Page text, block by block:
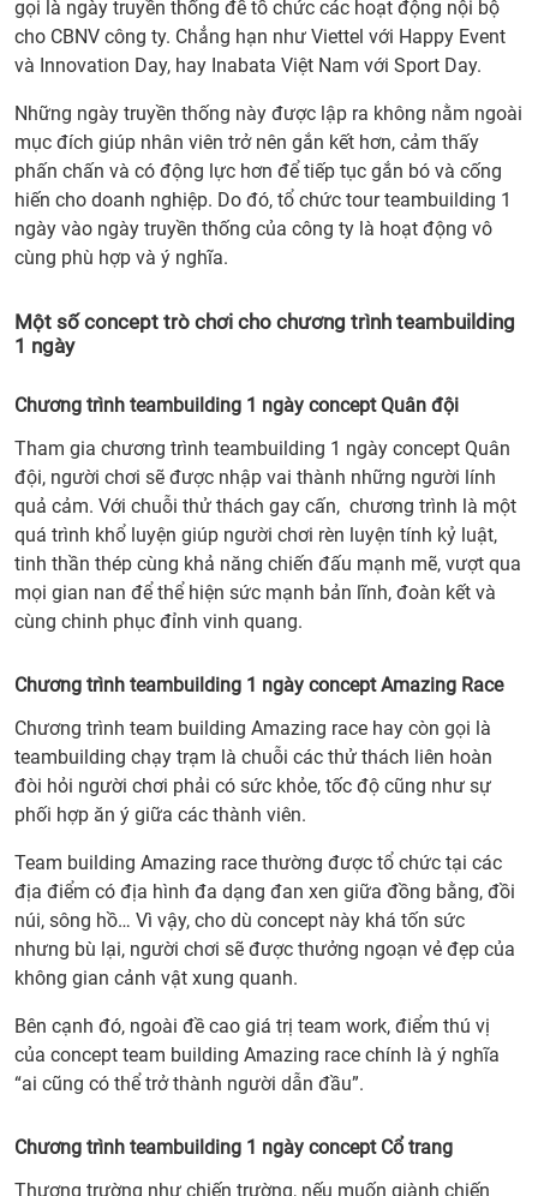
gọi là ngày truyền thống để tổ chức các hoạt động nội bộ
cho CBNV công ty. Chẳng hạn như Viettel với Happy Event
và Innovation Day, hay Inabata Việt Nam với Sport Day.
Những ngày truyền thống này được lập ra không nằm ngoài
mục đích giúp nhân viên trở nên gắn kết hơn, cảm thấy
phấn chấn và có động lực hơn để tiếp tục gắn bó và cống
hiến cho doanh nghiệp. Do đó, tổ chức tour teambuilding 1
ngày vào ngày truyền thống của công ty là hoạt động vô
cùng phù hợp và ý nghĩa.
Một số concept trò chơi cho chương trình teambuilding
1 ngày
Chương trình teambuilding 1 ngày concept Quân đội
Tham gia chương trình teambuilding 1 ngày concept Quân
đội, người chơi sẽ được nhập vai thành những người lính
quả cảm. Với chuỗi thử thách gay cấn, chương trình là một
quá trình khổ luyện giúp người chơi rèn luyện tính kỷ luật,
tinh thần thép cùng khả năng chiến đấu mạnh mẽ, vượt qua
mọi gian nan để thể hiện sức mạnh bản lĩnh, đoàn kết và
cùng chinh phục đỉnh vinh quang.
Chương trình teambuilding 1 ngày concept Amazing Race
Chương trình team building Amazing race hay còn gọi là
teambuilding chạy trạm là chuỗi các thử thách liên hoàn
đòi hỏi người chơi phải có sức khỏe, tốc độ cũng như sự
phối hợp ăn ý giữa các thành viên.
Team building Amazing race thường được tổ chức tại các
địa điểm có địa hình đa dạng đan xen giữa đồng bằng, đồi
núi, sông hồ… Vì vậy, cho dù concept này khá tốn sức
nhưng bù lại, người chơi sẽ được thưởng ngoạn vẻ đẹp của
không gian cảnh vật xung quanh.
Bên cạnh đó, ngoài đề cao giá trị team work, điểm thú vị
của concept team building Amazing race chính là ý nghĩa
“ai cũng có thể trở thành người dẫn đầu”.
Chương trình teambuilding 1 ngày concept Cổ trang
Thương trường như chiến trường, nếu muốn giành chiến